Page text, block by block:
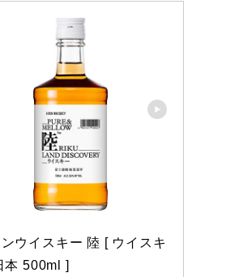
ウイスキー 陸 [ ウイスキ
本 500ml ]